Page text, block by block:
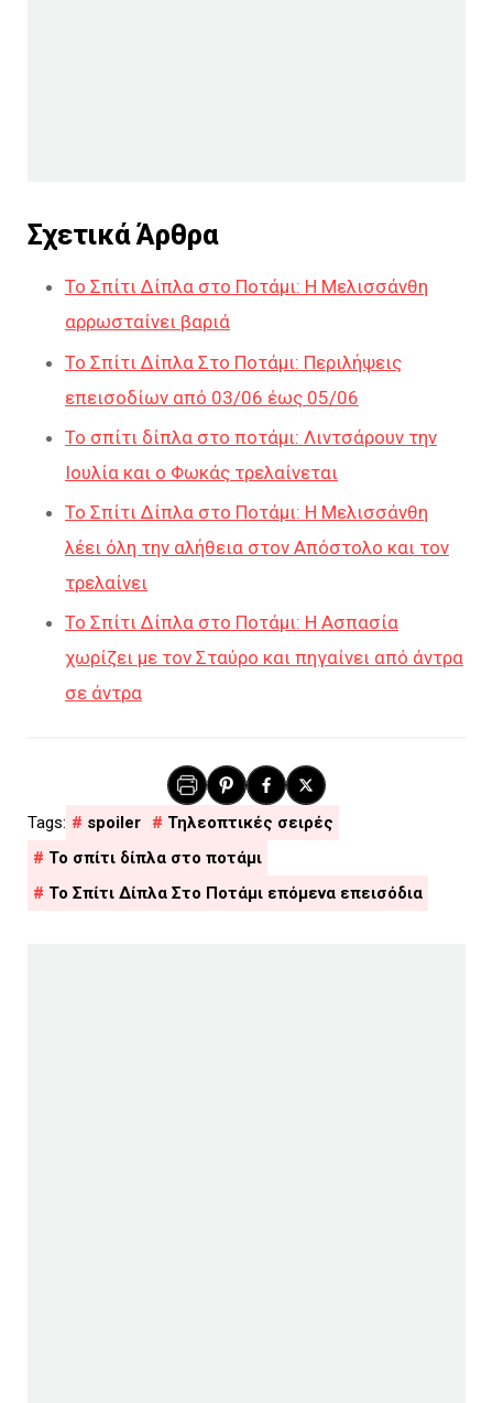
Σχετικά Άρθρα
Το Σπίτι Δίπλα στο Ποτάμι: Η Μελισσάνθη
αρρωσταίνει βαριά
Το Σπίτι Δίπλα Στο Ποτάμι: Περιλήψεις
επεισοδίων από 03/06 έως 05/06
Το σπίτι δίπλα στο ποτάμι: Λιντσάρουν την
Ιουλία και ο Φωκάς τρελαίνεται
Το Σπίτι Δίπλα στο Ποτάμι: Η Μελισσάνθη
λέει όλη την αλήθεια στον Απόστολο και τον
τρελαίνει
Το Σπίτι Δίπλα στο Ποτάμι: Η Ασπασία
χωρίζει με τον Σταύρο και πηγαίνει από άντρα
σε άντρα
spoiler
Τηλεοπτικές σειρές
Το σπίτι δίπλα στο ποτάμι
Το Σπίτι Δίπλα Στο Ποτάμι επόμενα επεισόδια